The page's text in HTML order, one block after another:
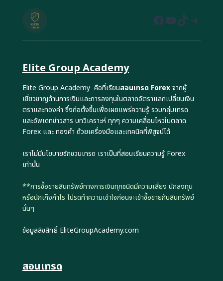
Facebook
YouTube
TikTok
Elite Group Academy
Elite Group Academy คือที่เรียนสอนเทรด Forexจากผู้
เชี่ยวชาญด้านการเงินและการลงทุนในตลาดอัตราแลกเปลี่ยนเงิน
ตราและทองคำ ซึ่งก่อตั้งขึ้นเพื่อเผยแพร่ความรู้ รวมกลุ่มเทรด
และอัพเดทข่าวสาร บทวิเคราะห์ ทุกๆ ความเคลื่อนไหวในตลาด
Forex และ ทองคำ ด้วยเครื่องมือและเทคนิคที่พิสูจน์ได้
เราไม่มีนโยบายชักชวนเทรด เราเป็นที่สอนเรียนความรู้ Forex
เท่านั้น
**การซื้อขายสินทรัพย์ทางการเงินทุกชนิดมีความเสี่ยง นักลงทุน
หรือนักเก็งกำไร โปรดทำความเข้าใจก่อนจะเข้าซื้อขายกับสินทรัพย์
นั้นๆ
ข้อมูลลิขสิทธิ์ EliteGroupAcademy.com
สอนเทรด